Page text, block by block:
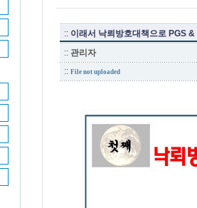
:: 이래서 낙뢰방호대책으로 PGS
:: 관리자
:: File not uploaded